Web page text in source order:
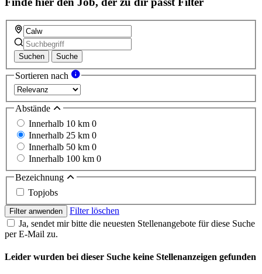
Suchen Suche
Sortieren nach
Abstände
Innerhalb 10 km 0
Innerhalb 25 km 0
Innerhalb 50 km 0
Innerhalb 100 km 0
Bezeichnung
Topjobs
Filter anwenden
Filter löschen
Ja, sendet mir bitte die neuesten Stellenangebote für diese Suche
per E-Mail zu.
Leider wurden bei dieser Suche keine Stellenanzeigen gefunden